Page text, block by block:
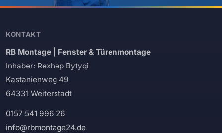
KONTAKT
RB Montage | Fenster & Türenmontage
Inhaber: Rexhep Bytyqi
Kastanienweg 49
64331 Weiterstadt
0157 541 996 26
info@rbmontage24.de